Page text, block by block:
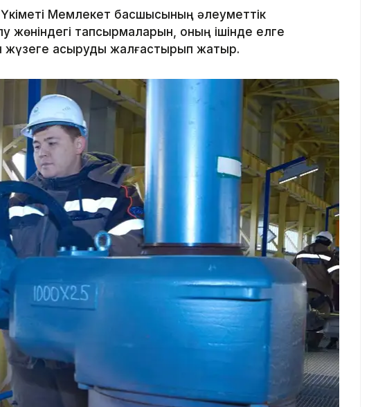
Үкіметі Мемлекет басшысының әлеуметтік
тапсырмаларын, оның ішінде елге
жүзеге асыруды жалғастырып жатыр.